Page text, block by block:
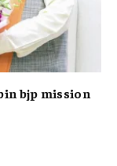
bjp mission